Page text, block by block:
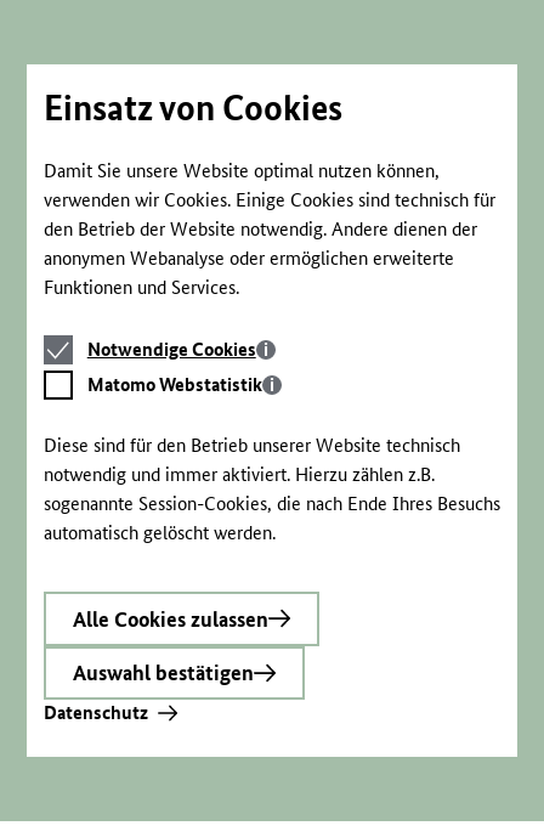
Einsatz von Cookies
Damit Sie unsere Website optimal nutzen können,
verwenden wir Cookies. Einige Cookies sind technisch für
den Betrieb der Website notwendig. Andere dienen der
anonymen Webanalyse oder ermöglichen erweiterte
Funktionen und Services.
Notwendige
Cookies
Notwendige Cookies
Matomo
Webstatistik
Matomo Webstatistik
Diese sind für den Betrieb unserer Website technisch
notwendig und immer aktiviert. Hierzu zählen z.B.
sogenannte Session-Cookies, die nach Ende Ihres Besuchs
automatisch gelöscht werden.
Alle Cookies zulassen
Auswahl bestätigen
Datenschutz